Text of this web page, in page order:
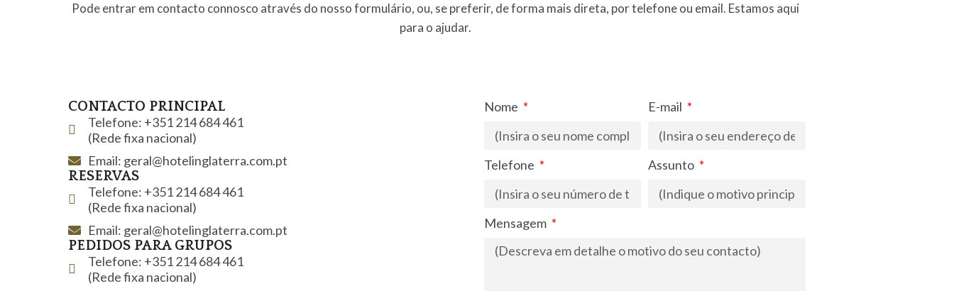
Pode entrar em contacto connosco através do nosso formulário, ou, se preferir, de forma mais direta, por telefone ou email. Estamos aqui
para o ajudar.
CONTACTO PRINCIPAL
Telefone: +351 214 684 461
(Rede fixa nacional)
Email: geral@hotelinglaterra.com.pt
RESERVAS
Telefone: +351 214 684 461
(Rede fixa nacional)
Email: geral@hotelinglaterra.com.pt
PEDIDOS PARA GRUPOS
Telefone: +351 214 684 461
(Rede fixa nacional)
Nome E-mail
Telefone Assunto
Mensagem